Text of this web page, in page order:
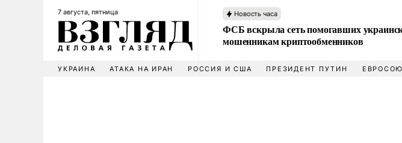
7 августа, пятница Новость часа
ФСБ вскрыла сеть помогавших
мошенникам криптообменников
УКРАИНА АТАКА НА ИРАН РОССИЯ И США ПРЕЗИДЕНТ ПУТИН